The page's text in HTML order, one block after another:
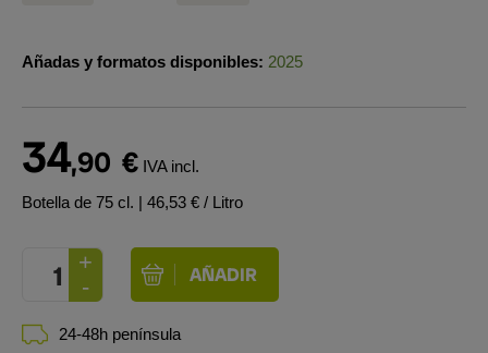
Añadas y formatos disponibles: 2025
34,90 € IVA incl.
Botella de 75 cl. | 46,53 € / Litro
24-48h península